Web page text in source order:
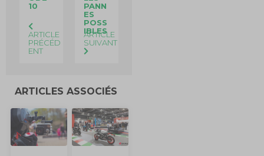
10
ARTICLE
PRÉCÉD
ENT
PANN
ES
POSS
IBLES
ARTICLE
SUIVANT
ARTICLES ASSOCIÉS